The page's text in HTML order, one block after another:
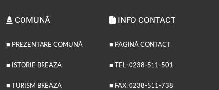
COMUNĂ
■ PREZENTARE COMUNĂ
■ ISTORIE BREAZA
■ TURISM BREAZA
INFO CONTACT
■ PAGINĂ CONTACT
■ TEL: 0238-511-501
■ FAX: 0238-511-738